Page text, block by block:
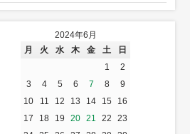
2024年6月
月
火 水 木 金 土
日
1
2
3
4 5 6 7 8
9
10
11 12 13 14 15
16
17
18 19 20 21 22
23